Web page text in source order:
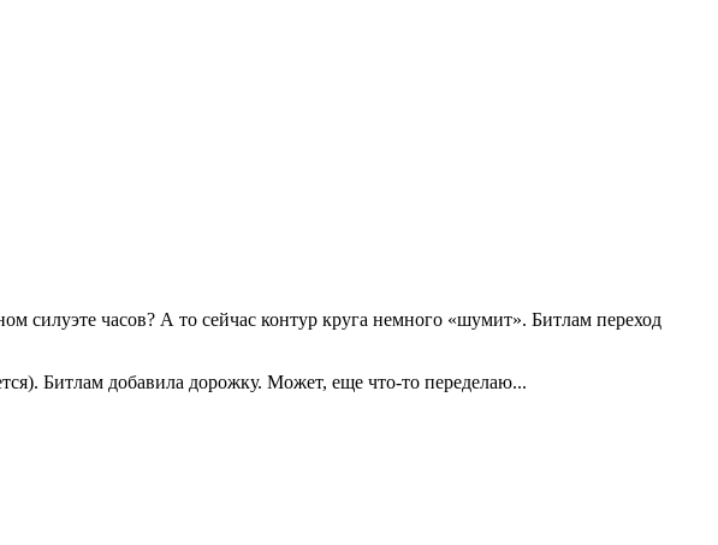
силуэте часов? А то сейчас контур круга немного «шумит». Битлам переход
Битлам добавила дорожку. Может, еще что-то переделаю...